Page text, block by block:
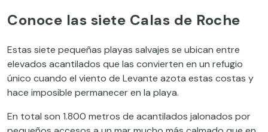
Conoce las siete Calas de Roche
Estas siete pequeñas playas salvajes se ubican entre
elevados acantilados que las convierten en un refugio
único cuando el viento de Levante azota estas costas y
hace imposible permanecer en la playa.
En total son 1.800 metros de acantilados jalonados por